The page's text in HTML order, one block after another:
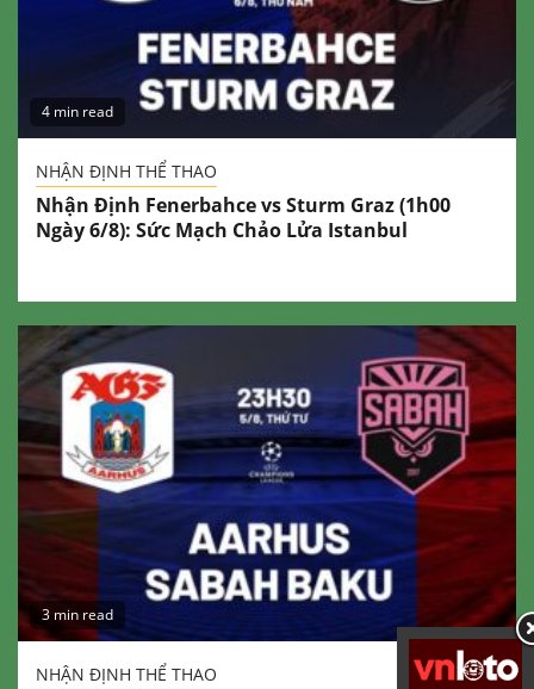
4 min read
NHẬN ĐỊNH THỂ THAO
Nhận Định Fenerbahce vs Sturm Graz (1h00
Ngày 6/8): Sức Mạch Chảo Lửa Istanbul
3 min read
NHẬN ĐỊNH THỂ THAO